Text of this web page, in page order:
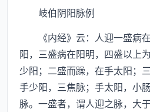
岐伯阴阳脉例
《内经》云：人迎一盛病
阳，三盛病在阳明，四盛以上
少阳；二盛而躁，在手太阳；
手少阳，三焦脉；手太阳，小
脉。一盛者，谓人迎之脉，大